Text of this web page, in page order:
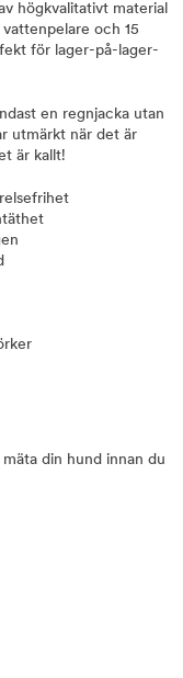
högkvalitativt material
och 15
för lager-på-lager-
en regnjacka utan
utmärkt när det är
är kallt!
din hund innan du